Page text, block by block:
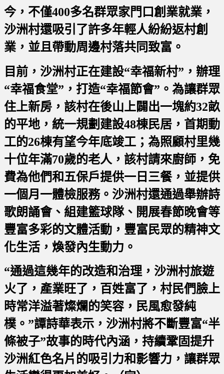
今，不僅400多名群眾家門口創業就業，
沙洲村還吸引了許多年輕人紛紛返村創
業，並且帶動周邊村落共同致富。
目前，沙洲村正在建設“幸福新村”，辦理
“幸福食堂”，打造“幸福節會”。為讓群眾
住上新房，該村在後山上闢出一塊約32畝
的平地，統一規劃建設48棟民居，首期動
工的26棟有望今年底竣工；為照顧村里幾
十位年滿70歲的老人，該村請來廚師，免
費為他們和五保戶提供一日三餐，並提供
一個月一體檢服務。沙洲村還通過舉辦詩
歌朗誦會、組建籃球隊、開展春節晚會等
豐富多彩的文體活動，豐富民眾的精神文
化生活，煥發內生動力。
“通過這幾年的改造和治理，沙洲村旅遊
火了，產業旺了，百姓富了，村民們臉上
時常洋溢著燦爛的笑容，民風愈發純
樸。”譚詩華表示，沙洲村將不斷豐富“半
條被子”故事的時代內涵，持續鞏固提升
沙洲紅色名片的吸引力和影響力，讓群眾